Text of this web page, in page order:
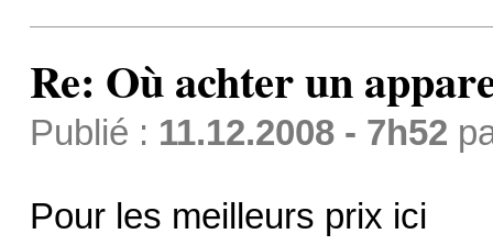
Re: Où achter un
Publié : 11.12.2008 - 7h52
Pour les meilleurs prix ici